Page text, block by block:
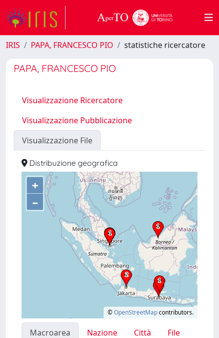
IRIS PAPA, FRANCESCO PIO statistiche ricercatore
PAPA, FRANCESCO PIO
Visualizzazione Ricercatore
Visualizzazione Pubblicazione
Visualizzazione File
Distribuzione geografica
+
–
©OpenStreetMapcontributors.
Macroarea Nazione Città
File